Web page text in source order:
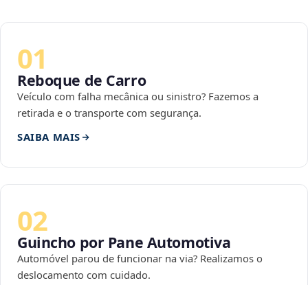
01
Reboque de Carro
Veículo com falha mecânica ou sinistro? Fazemos a
retirada e o transporte com segurança.
SAIBA MAIS
02
Guincho por Pane Automotiva
Automóvel parou de funcionar na via? Realizamos o
deslocamento com cuidado.